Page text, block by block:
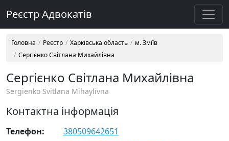
Реєстр Адвокатів
Головна Реєстр Харківська область
м. Зміїв
Сергієнко Світлана Михайлівна
Сергієнко Світлана Михайлівна
Sergienko Svitlana Mihaylivna
Контактна інформація
Телефон:
380509642651